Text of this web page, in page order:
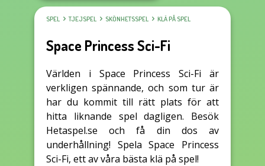
SPEL TJEJSPEL SKÖNHETSSPEL KLÄ PÅ SPEL
Space Princess Sci-Fi
Världen i Space Princess Sci-Fi är
verkligen spännande, och som tur är
har du kommit till rätt plats för att
hitta liknande spel dagligen. Besök
Hetaspel.se och få din dos av
underhållning! Spela Space Princess
Sci-Fi, ett av våra bästa klä på spel!